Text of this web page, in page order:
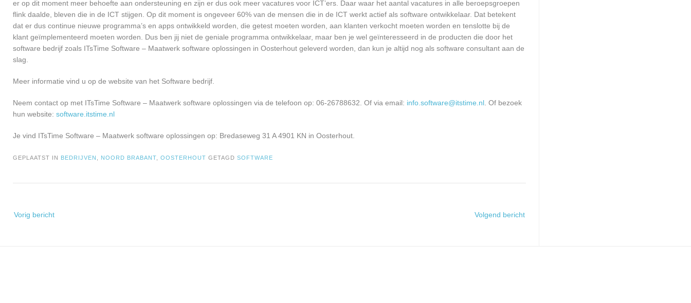
er op dit moment meer behoefte aan ondersteuning en zijn er dus ook meer vacatures voor ICT’ers. Daar waar het aantal vacatures in alle beroepsgroepen
flink daalde, bleven die in de ICT stijgen. Op dit moment is ongeveer 60% van de mensen die in de ICT werkt actief als software ontwikkelaar. Dat betekent
dat er dus continue nieuwe programma’s en apps ontwikkeld worden, die getest moeten worden, aan klanten verkocht moeten worden en tenslotte bij de
klant geïmplementeerd moeten worden. Dus ben jij niet de geniale programma ontwikkelaar, maar ben je wel geïnteresseerd in de producten die door het
software bedrijf zoals ITsTime Software – Maatwerk software oplossingen in Oosterhout geleverd worden, dan kun je altijd nog als software consultant aan de
slag.
Meer informatie vind u op de website van het Software bedrijf.
Neem contact op met ITsTime Software – Maatwerk software oplossingen via de telefoon op: 06-26788632. Of via email: info.software@itstime.nl . Of bezoek
hun website: software.itstime.nl
Je vind ITsTime Software – Maatwerk software oplossingen op: Bredaseweg 31 A 4901 KN in Oosterhout.
GEPLAATST IN BEDRIJVEN NOORD BRABANT OOSTERHOUT GETAGD SOFTWARE
navigatie
Vorig bericht Volgend bericht